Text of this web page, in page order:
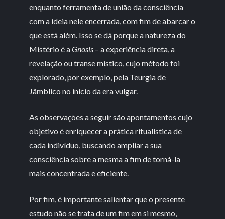
enquanto ferramenta de união da consciência
com a ideia nele encerrada, com fim de abarcar o
que está além. Isso se dá porque a natureza do
Mistério é aGnosis – a experiência direta, a
revelação ou transe místico, cujo método foi
explorado, por exemplo, pela Teurgia de
Jâmblico no início da era vulgar.
As observações a seguir são apontamentos cujo
objetivo é enriquecer a prática ritualística de
cada indivíduo, buscando ampliar a sua
consciência sobre a mesma a fim de torná-la
mais concentrada e eficiente.
Por fim, é importante salientar que o presente
estudo não se trata de um fim em si mesmo,